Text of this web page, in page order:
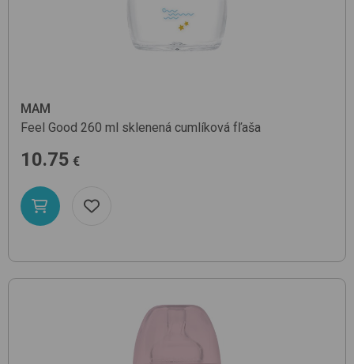
MAM
Feel Good 260 ml sklenená cumlíková fľaša
10.75 €